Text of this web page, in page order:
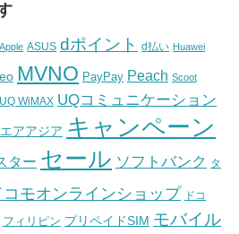
Apple ASUS dポイント d払い Huawei
MVNO PayPay Peach Scoot
UQ WiMAX UQコミュニケーション
エアアジア キャンペーン
ター セール ソフトバンク タ
コモオンラインショップ ドコ
フィリピン プリペイドSIM モバイル